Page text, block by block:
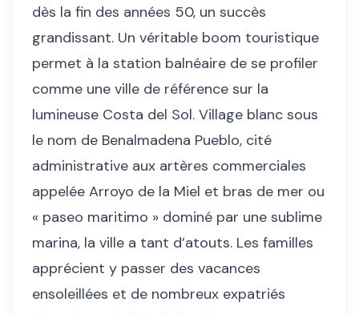
dès la fin des années 50, un succès
grandissant. Un véritable boom touristique
permet à la station balnéaire de se profiler
comme une ville de référence sur la
lumineuse Costa del Sol. Village blanc sous
le nom de Benalmadena Pueblo, cité
administrative aux artères commerciales
appelée Arroyo de la Miel et bras de mer ou
« paseo maritimo » dominé par une sublime
marina, la ville a tant d’atouts. Les familles
apprécient y passer des vacances
ensoleillées et de nombreux expatriés